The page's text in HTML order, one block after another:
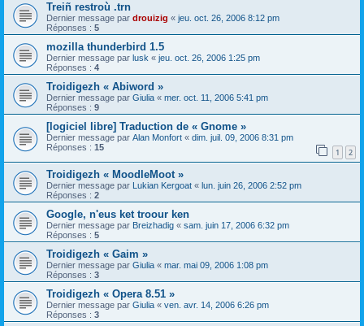
Treiñ restroù .trn
Dernier message par drouizig « jeu. oct. 26, 2006 8:12 pm
Réponses : 5
mozilla thunderbird 1.5
Dernier message par lusk « jeu. oct. 26, 2006 1:25 pm
Réponses : 4
Troidigezh « Abiword »
Dernier message par Giulia « mer. oct. 11, 2006 5:41 pm
Réponses : 9
[logiciel libre] Traduction de « Gnome »
Dernier message par Alan Monfort « dim. juil. 09, 2006 8:31 pm
Réponses : 15 1 2
Troidigezh « MoodleMoot »
Dernier message par Lukian Kergoat « lun. juin 26, 2006 2:52 pm
Réponses : 2
Google, n'eus ket troour ken
Dernier message par Breizhadig « sam. juin 17, 2006 6:32 pm
Réponses : 5
Troidigezh « Gaim »
Dernier message par Giulia « mar. mai 09, 2006 1:08 pm
Réponses : 3
Troidigezh « Opera 8.51 »
Dernier message par Giulia « ven. avr. 14, 2006 6:26 pm
Réponses : 3